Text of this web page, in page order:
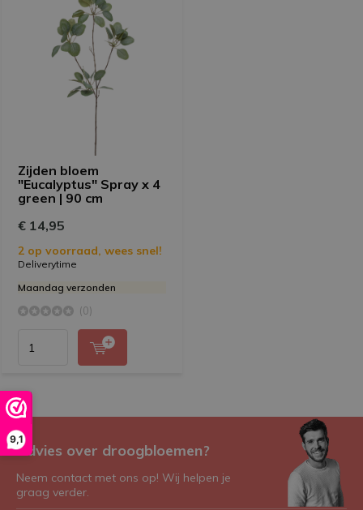
9,1
Zijden bloem
"Eucalyptus" Spray x 4
green | 90 cm
€ 14,95
2 op voorraad, wees snel!
Deliverytime
Maandag verzonden
(0)
Advies over droogbloemen?
Neem contact met ons op! Wij helpen je
graag verder.